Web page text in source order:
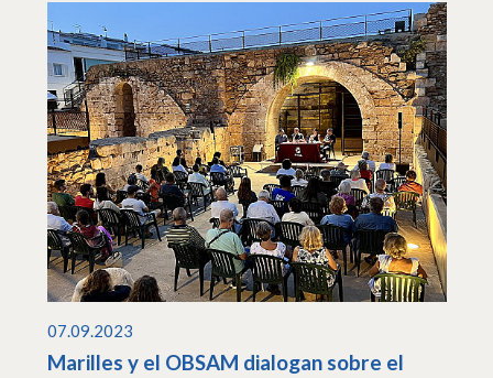
07.09.2023
Marilles y el OBSAM dialogan sobre el